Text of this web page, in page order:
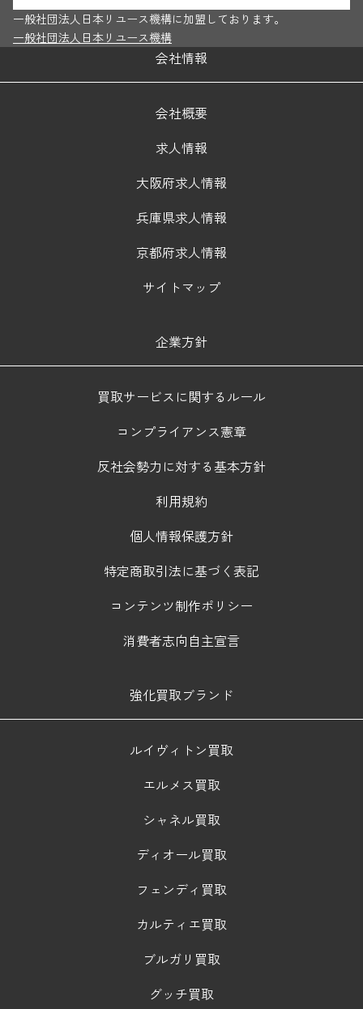
一般社団法人日本リユース機構に加盟しております。
一般社団法人日本リユース機構
会社情報
会社概要
求人情報
大阪府求人情報
兵庫県求人情報
京都府求人情報
サイトマップ
企業方針
買取サービスに関するルール
コンプライアンス憲章
反社会勢力に対する基本方針
利用規約
個人情報保護方針
特定商取引法に基づく表記
コンテンツ制作ポリシー
消費者志向自主宣言
強化買取ブランド
ルイヴィトン買取
エルメス買取
シャネル買取
ディオール買取
フェンディ買取
カルティエ買取
ブルガリ買取
グッチ買取